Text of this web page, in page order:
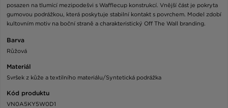
posazen na tlumící mezipodešvi s Wafflecup konstrukcí. Vnější část je pokryta
gumovou podrážkou, která poskytuje stabilní kontakt s povrchem. Model zdobí
kultovním motiv na boční straně a charakteristický Off The Wall branding.
Barva
Růžová
Materiál
Svršek z kůže a textilního materiálu/Syntetická podrážka
Kód produktu
VN0A5KY5W0D1